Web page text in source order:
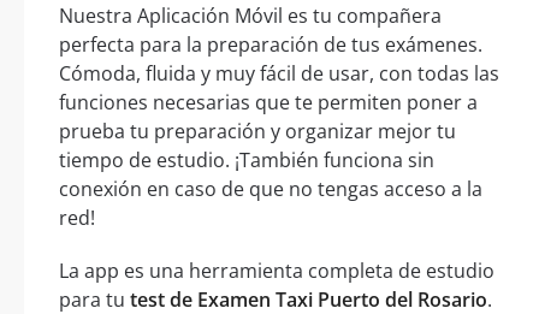
Nuestra Aplicación Móvil es tu compañera
perfecta para la preparación de tus exámenes.
Cómoda, fluida y muy fácil de usar, con todas las
funciones necesarias que te permiten poner a
prueba tu preparación y organizar mejor tu
tiempo de estudio. ¡También funciona sin
conexión en caso de que no tengas acceso a la
red!
La app es una herramienta completa de estudio
para tu test de Examen Taxi Puerto del Rosario.